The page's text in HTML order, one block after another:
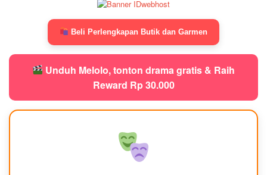
Beli Perlengkapan Butik dan Garmen
Unduh Melolo, tonton drama gratis & Raih
Reward Rp 30.000